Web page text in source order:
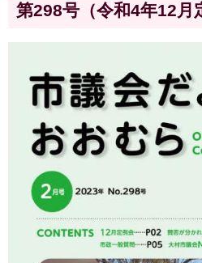
第298号（令和4年12月